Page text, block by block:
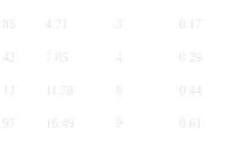
4.71 3 0.17
7.85 4 0.29
11.78 6 0.44
16.49 9 0.61